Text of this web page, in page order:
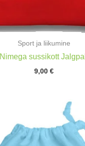
Sport ja liikumine
Nimega sussikott Jalgpall
9,00 €